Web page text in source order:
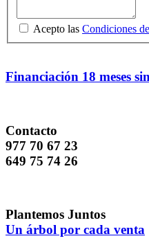
Acepto las Condiciones
Financiación 18 meses
Contacto
977 70 67 23
649 75 74 26
Plantemos Juntos
Un árbol por cada venta